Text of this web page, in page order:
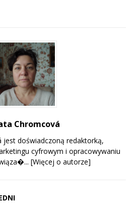
Chromcová
jest doświadczoną redaktorką,
cyfrowym i opracowywaniu
[Więcej o autorze]